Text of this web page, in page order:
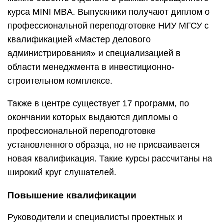
курса MINI MBA. Выпускники получают диплом о
профессиональной переподготовке НИУ МГСУ с
квалификацией «Мастер делового
администрирования» и специализацией в
области менеджмента в инвестиционно-
строительном комплексе.
Также в центре существует 17 программ, по
окончании которых выдаются дипломы о
профессиональной переподготовке
установленного образца, но не присваивается
новая квалификация. Такие курсы рассчитаны на
широкий круг слушателей.
Повышение квалификации
Руководители и специалисты проектных и